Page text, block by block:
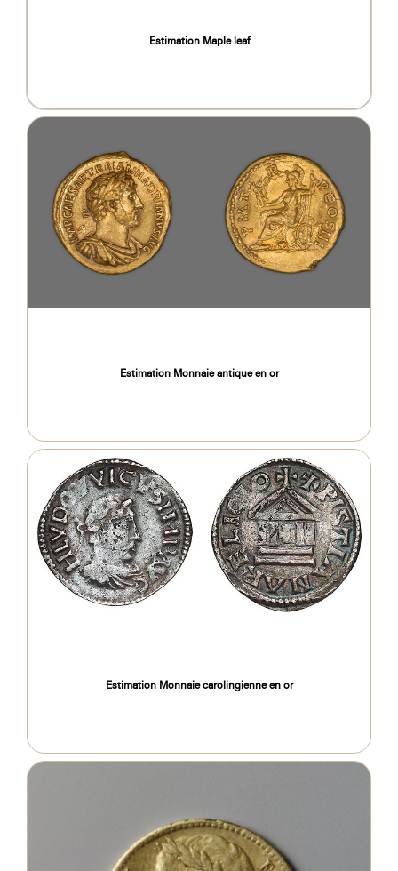
Estimation Maple leaf
Estimation Monnaie antique en or
Estimation Monnaie carolingienne en or